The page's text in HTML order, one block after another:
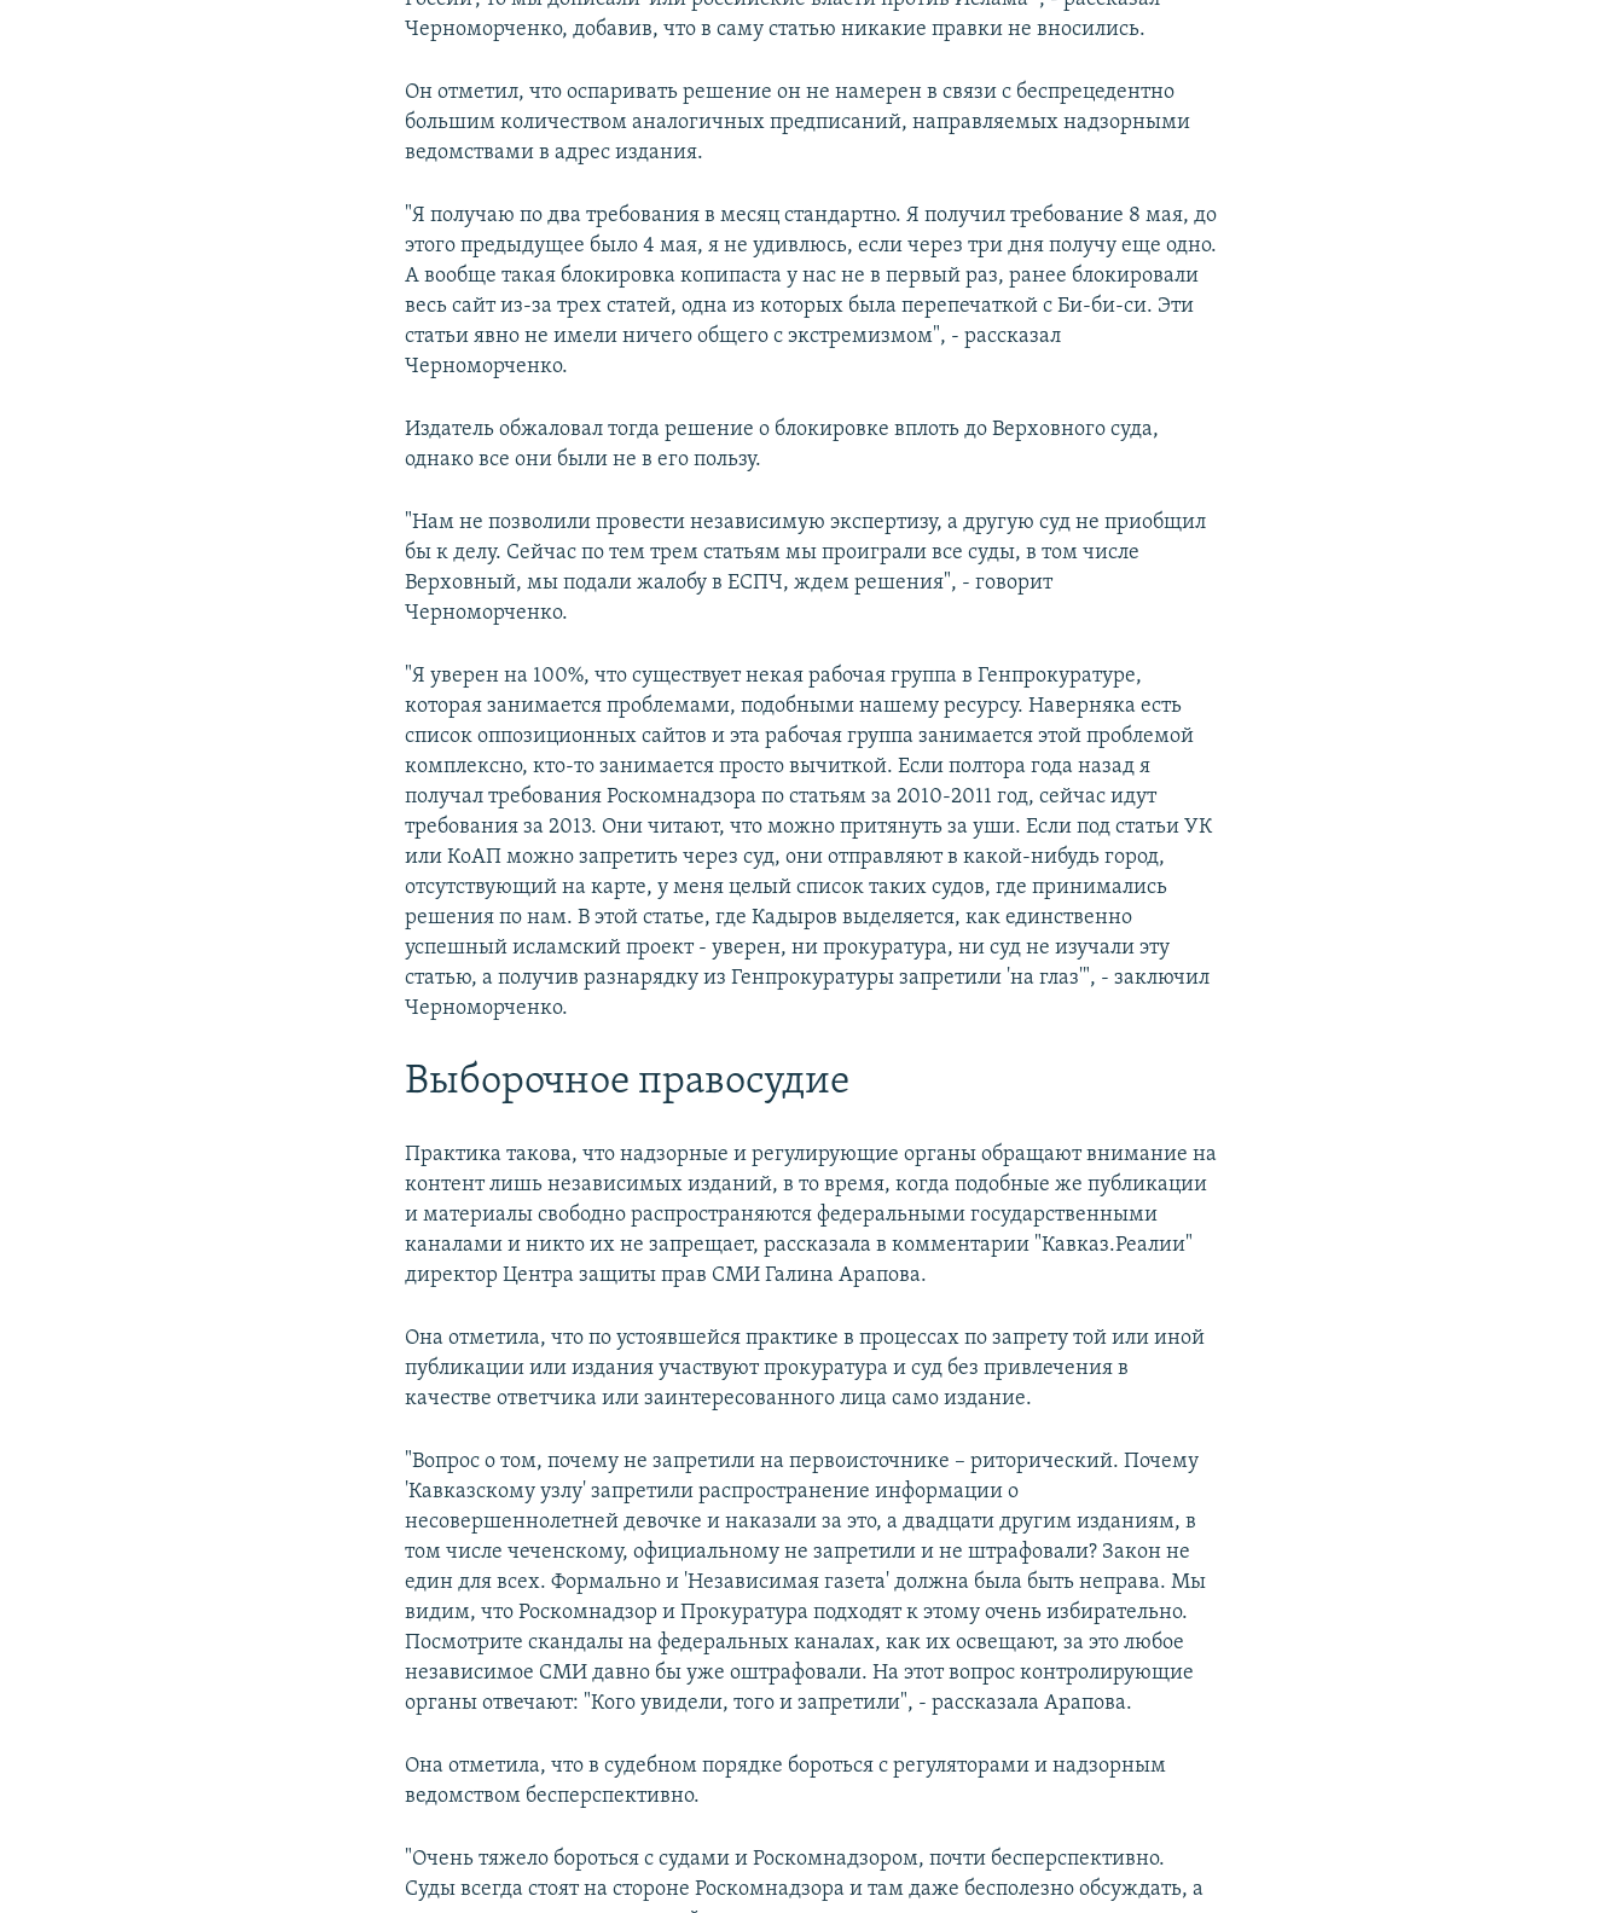
Черноморченко, добавив, что в саму статью никакие правки не вносились.
Он отметил, что оспаривать решение он не намерен в связи с беспрецедентно
большим количеством аналогичных предписаний, направляемых надзорными
ведомствами в адрес издания.
"Я получаю по два требования в месяц стандартно. Я получил требование 8 мая, до
этого предыдущее было 4 мая, я не удивлюсь, если через три дня получу еще одно.
А вообще такая блокировка копипаста у нас не в первый раз, ранее блокировали
весь сайт из-за трех статей, одна из которых была перепечаткой с Би-би-си. Эти
статьи явно не имели ничего общего с экстремизмом", - рассказал
Черноморченко.
Издатель обжаловал тогда решение о блокировке вплоть до Верховного суда,
однако все они были не в его пользу.
"Нам не позволили провести независимую экспертизу, а другую суд не приобщил
бы к делу. Сейчас по тем трем статьям мы проиграли все суды, в том числе
Верховный, мы подали жалобу в ЕСПЧ, ждем решения", - говорит
Черноморченко.
"Я уверен на 100%, что существует некая рабочая группа в Генпрокуратуре,
которая занимается проблемами, подобными нашему ресурсу. Наверняка есть
список оппозиционных сайтов и эта рабочая группа занимается этой проблемой
комплексно, кто-то занимается просто вычиткой. Если полтора года назад я
получал требования Роскомнадзора по статьям за 2010-2011 год, сейчас идут
требования за 2013. Они читают, что можно притянуть за уши. Если под статьи УК
или КоАП можно запретить через суд, они отправляют в какой-нибудь город,
отсутствующий на карте, у меня целый список таких судов, где принимались
решения по нам. В этой статье, где Кадыров выделяется, как единственно
успешный исламский проект - уверен, ни прокуратура, ни суд не изучали эту
статью, а получив разнарядку из Генпрокуратуры запретили 'на глаз'", - заключил
Черноморченко.
Выборочное правосудие
Практика такова, что надзорные и регулирующие органы обращают внимание на
контент лишь независимых изданий, в то время, когда подобные же публикации
и материалы свободно распространяются федеральными государственными
каналами и никто их не запрещает, рассказала в комментарии "Кавказ.Реалии"
директор Центра защиты прав СМИ Галина Арапова.
Она отметила, что по устоявшейся практике в процессах по запрету той или иной
публикации или издания участвуют прокуратура и суд без привлечения в
качестве ответчика или заинтересованного лица само издание.
"Вопрос о том, почему не запретили на первоисточнике – риторический. Почему
'Кавказскому узлу' запретили распространение информации о
несовершеннолетней девочке и наказали за это, а двадцати другим изданиям, в
том числе чеченскому, официальному не запретили и не штрафовали? Закон не
един для всех. Формально и 'Независимая газета' должна была быть неправа. Мы
видим, что Роскомнадзор и Прокуратура подходят к этому очень избирательно.
Посмотрите скандалы на федеральных каналах, как их освещают, за это любое
независимое СМИ давно бы уже оштрафовали. На этот вопрос контролирующие
органы отвечают: "Кого увидели, того и запретили", - рассказала Арапова.
Она отметила, что в судебном порядке бороться с регуляторами и надзорным
ведомством бесперспективно.
"Очень тяжело бороться с судами и Роскомнадзором, почти бесперспективно.
Суды всегда стоят на стороне Роскомнадзора и там даже бесполезно обсуждать, а